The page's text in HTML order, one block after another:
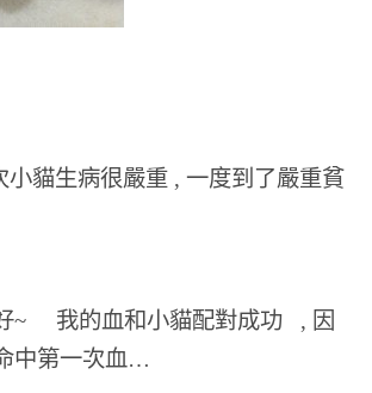
小貓生病很嚴重 , 一度到了嚴重貧
血和小貓配對成功 , 因
中第一次血…